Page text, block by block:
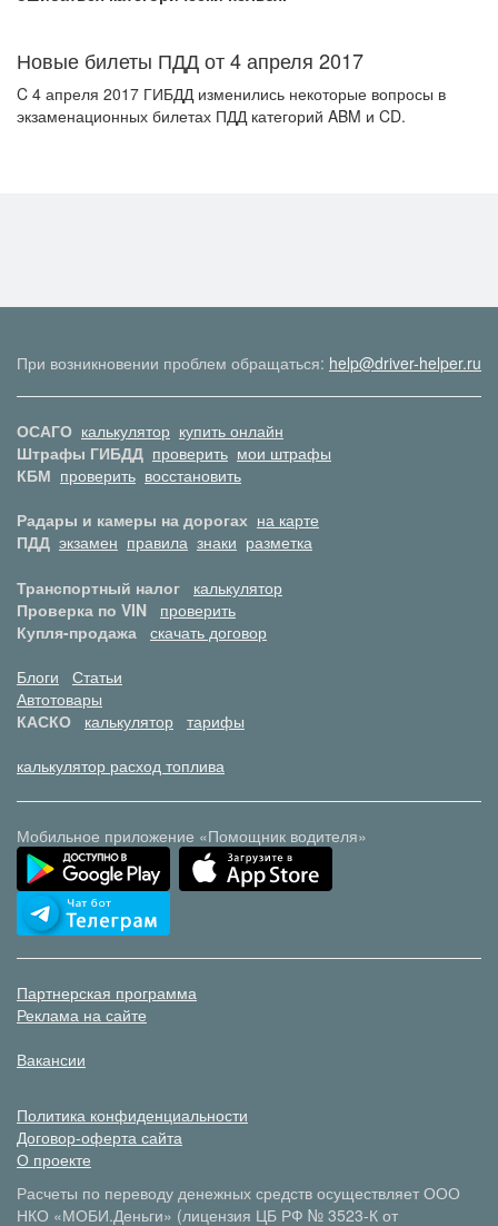
Новые билеты ПДД от 4 апреля 2017
C 4 апреля 2017 ГИБДД изменились некоторые вопросы в
экзаменационных билетах ПДД категорий ABM и CD.
При возникновении проблем обращаться: help@driver-helper.ru
ОСАГО калькулятор купить онлайн
Штрафы ГИБДД проверить мои штрафы
КБМ проверить восстановить
Радары и камеры на дорогах на карте
ПДД экзамен правила знаки разметка
Транспортный налог
калькулятор
Проверка по VIN
проверить
Купля-продажа скачать договор
Блоги
Статьи
Автотовары
КАСКО
калькулятор тарифы
калькулятор расход топлива
Мобильное приложение «Помощник водителя»
Партнерская программа
Реклама на сайте
Вакансии
Политика конфиденциальности
Договор-оферта сайта
О проекте
Расчеты по переводу денежных средств осуществляет ООО
НКО «МОБИ.Деньги» (лицензия ЦБ РФ № 3523-К от